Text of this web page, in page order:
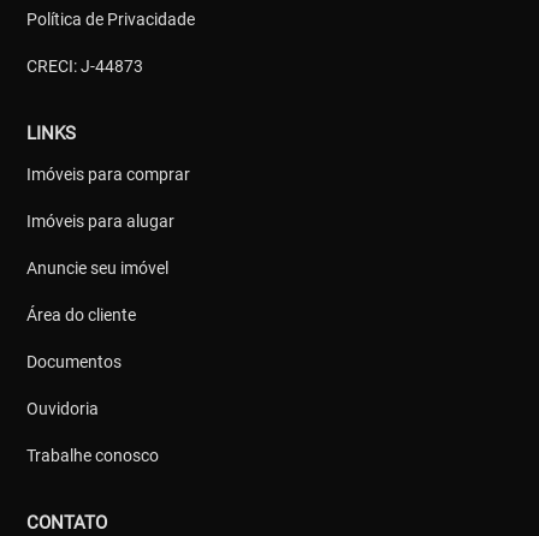
Política de Privacidade
CRECI: J-44873
LINKS
Imóveis para comprar
Imóveis para alugar
Anuncie seu imóvel
Área do cliente
Documentos
Ouvidoria
Trabalhe conosco
CONTATO